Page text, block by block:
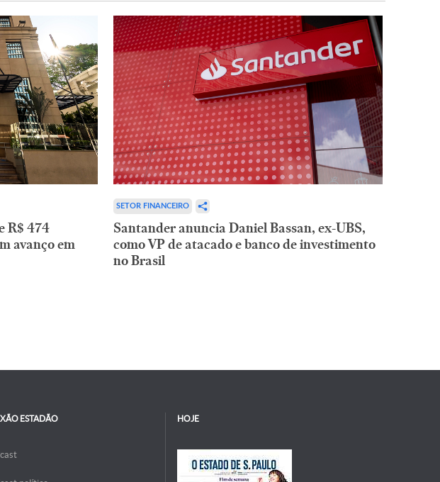
R$ 474
avanço em
SETOR FINANCEIRO
Santander anuncia Daniel Bassan, ex-UBS,
como VP de atacado e banco de investimento
no Brasil
ESTADÃO HOJE